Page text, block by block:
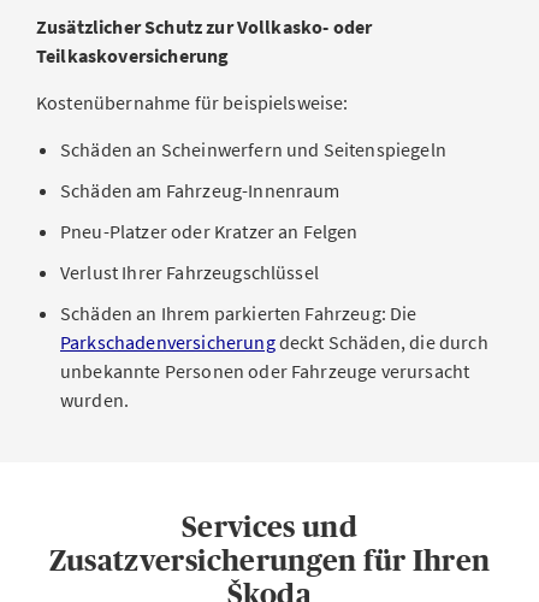
Zusätzlicher Schutz zur Vollkasko- oder
Teilkaskoversicherung
Kostenübernahme für beispielsweise:
Schäden an Scheinwerfern und Seitenspiegeln
Schäden am Fahrzeug-Innenraum
Pneu-Platzer oder Kratzer an Felgen
Verlust Ihrer Fahrzeugschlüssel
Schäden an Ihrem parkierten Fahrzeug: Die
Parkschadenversicherungdeckt Schäden, die durch
unbekannte Personen oder Fahrzeuge verursacht
wurden.
Services und
Zusatzversicherungen für Ihren
Škoda